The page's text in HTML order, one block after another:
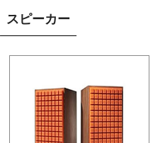
スピーカー